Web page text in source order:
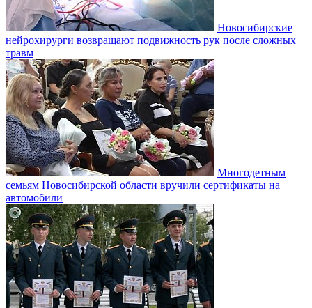
Новосибирские
нейрохирурги возвращают подвижность рук после сложных
травм
Многодетным
семьям Новосибирской области вручили сертификаты на
автомобили